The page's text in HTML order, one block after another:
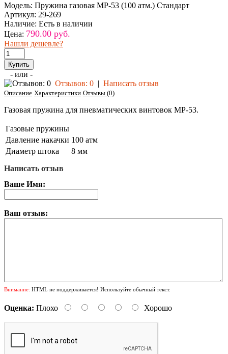
Модель: Пружина газовая МР-53 (100 атм.) Стандарт
Артикул: 29-269
Наличие: Есть в наличии
Цена: 790.00 руб.
Нашли дешевле?
- или -
Отзывов: 0 | Написать отзыв
Описание Характеристики Отзывы (0)
Газовая пружина для пневматических винтовок MP-53.
Газовые пружины
Давление накачки 100 атм
Диаметр штока
8 мм
Написать отзыв
Ваше Имя:
Ваш отзыв:
Внимание: HTML не поддерживается! Используйте обычный текст.
Оценка: Плохо Хорошо